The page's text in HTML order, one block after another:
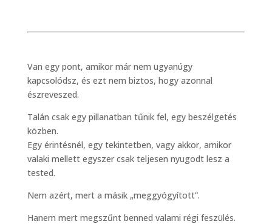
Van egy pont, amikor már nem ugyanúgy
kapcsolódsz, és ezt nem biztos, hogy azonnal
észreveszed.
Talán csak egy pillanatban tűnik fel, egy beszélgetés
közben.
Egy érintésnél, egy tekintetben, vagy akkor, amikor
valaki mellett egyszer csak teljesen nyugodt lesz a
tested.
Nem azért, mert a másik „meggyógyított”.
Hanem mert megszűnt benned valami régi feszülés.